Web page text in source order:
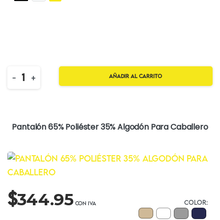
Quantity
- + Añadir al carrito
Pantalón 65% Poliéster 35% Algodón Para Caballero
$344.95 COLOR: